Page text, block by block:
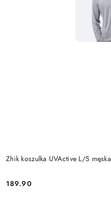
Zhik koszulka UVActive L/S męska
Cena:
189.90